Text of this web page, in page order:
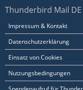
Thunderbird Mail DE
Impressum & Kontakt
Datenschutzerklärung
Einsatz von Cookies
Nutzungsbedingungen